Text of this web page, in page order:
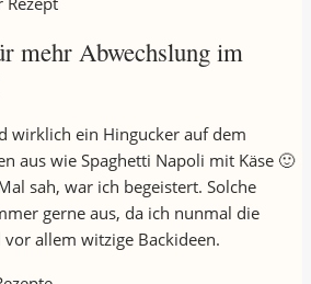
mehr Abwechslung im
wirklich ein Hingucker auf dem
aus wie Spaghetti Napoli mit Käse 🙂
sah, war ich begeistert. Solche
gerne aus, da ich nunmal die
allem witzige Backideen.